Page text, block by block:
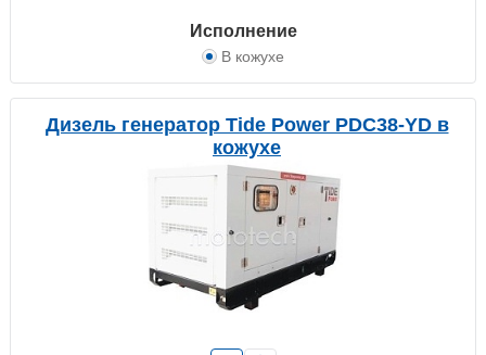
Исполнение
В кожухе
Дизель генератор Tide Power PDC38-YD в
кожухе